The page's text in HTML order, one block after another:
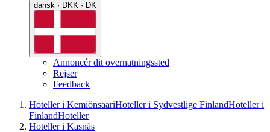
dansk · DKK · DK
Annoncér dit overnatningssted
Rejser
Feedback
Hoteller i KemiönsaariHoteller i Sydvestlige FinlandHoteller i
FinlandHoteller
Hoteller i Kasnäs